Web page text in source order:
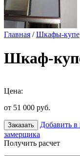
Главная /Шкафы-купе
Шкаф-
Цена:
от 51 000 руб.
Заказать Добавить в
замерщика
Получить расчет